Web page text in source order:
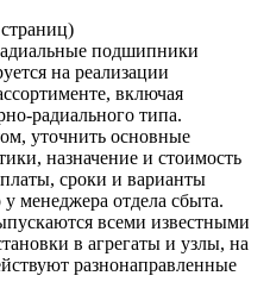
на реализации
включая
радиального типа.
уточнить основные
назначение и стоимость
сроки и варианты
менеджера отдела сбыта.
всеми известными
в агрегаты и узлы, на
разнонаправленные